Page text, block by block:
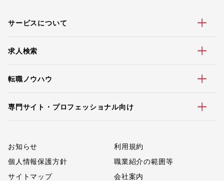
サービスについて
求人検索
転職ノウハウ
専門サイト・プロフェッショナル向け
お知らせ
利用規約
個人情報保護方針
職業紹介の範囲等
サイトマップ
会社案内